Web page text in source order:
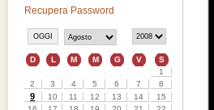
Recupera Password